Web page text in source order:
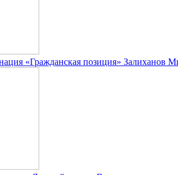
«Гражданская позиция» Залиханов